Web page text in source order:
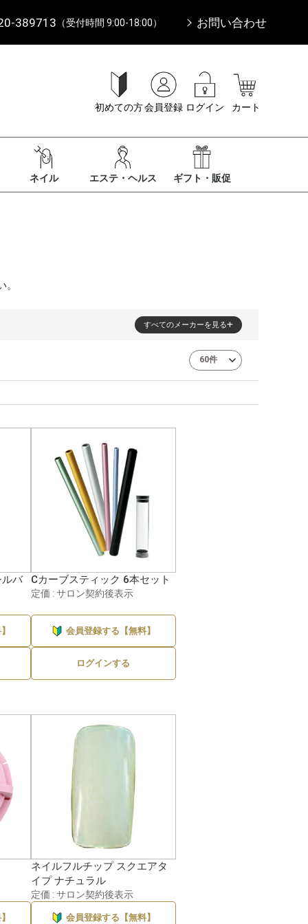
389713 （受付時間 9:00-18:00） お問い合わせ
初めての方会員登録 ログイン カート
ネイル エステ・ヘルス ギフト・販促
すべてのメーカーを見る
バ Cカーブスティック 6本セット
定価 : サロン契約後表示
会員登録する【無料】
ログインする
ネイルフルチップ スクエアタ
イプ ナチュラル
定価 : サロン契約後表示
会員登録する【無料】